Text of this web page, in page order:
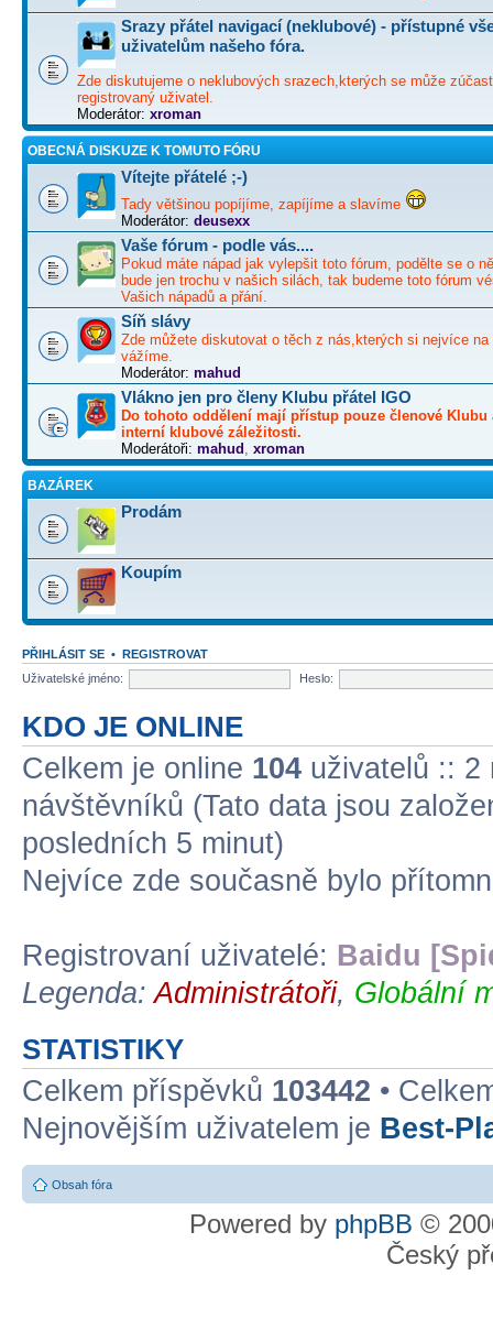
Srazy přátel navigací (neklubové) - přístupné
uživatelům našeho fóra.
Zde diskutujeme o neklubových srazech,kterých se může
registrovaný uživatel.
Moderátor: xroman
OBECNÁ DISKUZE K TOMUTO FÓRU
Vítejte přátelé ;-)
Tady většinou popíjíme, zapíjíme a slavíme
Moderátor: deusexx
Vaše fórum - podle vás....
Pokud máte nápad jak vylepšit toto fórum, podělte se o
bude jen trochu v našich silách, tak budeme toto fórum
Vašich nápadů a přání.
Síň slávy
Zde můžete diskutovat o těch z nás,kterých si nejvíce na
vážíme.
Moderátor: mahud
Vlákno jen pro členy Klubu přátel IGO
Do tohoto oddělení mají přístup pouze členové Klubu
interní klubové záležitosti.
Moderátoři: mahud xroman
BAZÁREK
Prodám
Koupím
PŘIHLÁSIT SE • REGISTROVAT
Uživatelské jméno:
Heslo:
KDO JE ONLINE
Celkem je online 104 uživatelů :: 2
návštěvníků (Tato data jsou
posledních 5 minut)
Nejvíce zde současně bylo
Registrovaní uživatelé: Baidu
Legenda:Administrátoři, Globální
STATISTIKY
Celkem příspěvků 103442 •
Nejnovějším uživatelem je Best-
Obsah fóra
Powered by phpBB ©
Český